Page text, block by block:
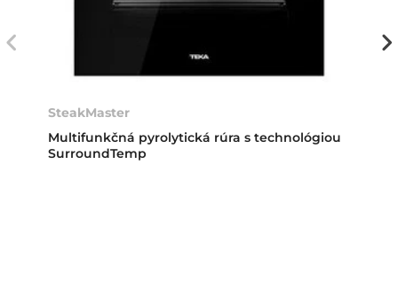
SteakMaster
Multifunkčná pyrolytická rúra s technológiou
SurroundTemp